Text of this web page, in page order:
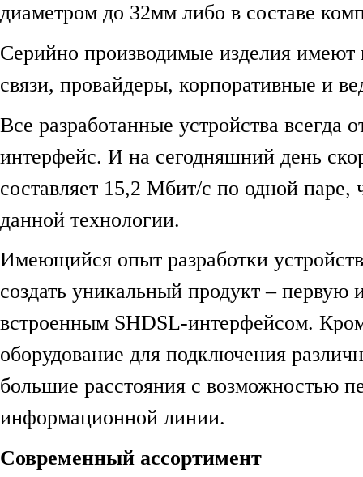
диаметром до 32мм либо в составе
Серийно производимые изделия
связи, провайдеры, корпоративные и
Все разработанные устройства всегда
интерфейс. И на сегодняшний день
составляет 15,2 Мбит/c по одной
данной технологии.
Имеющийся опыт разработки
создать уникальный продукт –
встроенным SHDSL-интерфейсом.
оборудование для подключения
большие расстояния с возможностью
информационной линии.
Современный ассортимент